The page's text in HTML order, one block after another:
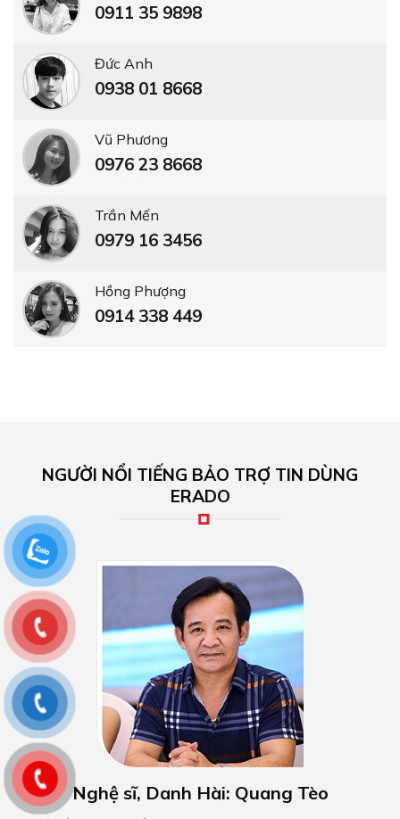
0911 35 9898
Đức Anh
0938 01 8668
Vũ Phương
0976 23 8668
Trần Mến
0979 16 3456
Hồng Phượng
0914 338 449
NGƯỜI NỔI TIẾNG BẢO TRỢ TIN DÙNG
ERADO
Nghệ sĩ, Danh Hài: Quang Tèo